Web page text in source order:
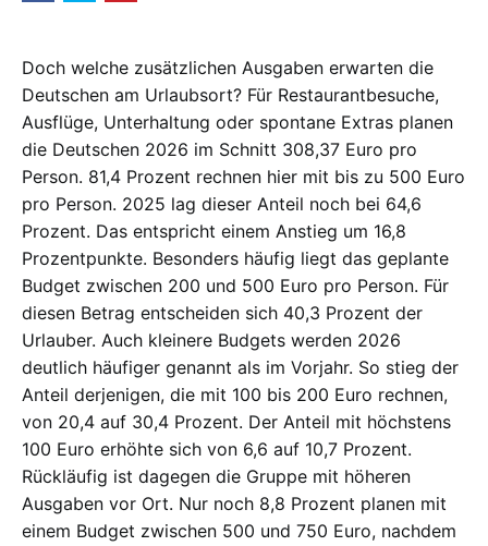
Doch welche zusätzlichen Ausgaben erwarten die
Deutschen am Urlaubsort? Für Restaurantbesuche,
Ausflüge, Unterhaltung oder spontane Extras planen
die Deutschen 2026 im Schnitt 308,37 Euro pro
Person. 81,4 Prozent rechnen hier mit bis zu 500 Euro
pro Person. 2025 lag dieser Anteil noch bei 64,6
Prozent. Das entspricht einem Anstieg um 16,8
Prozentpunkte. Besonders häufig liegt das geplante
Budget zwischen 200 und 500 Euro pro Person. Für
diesen Betrag entscheiden sich 40,3 Prozent der
Urlauber. Auch kleinere Budgets werden 2026
deutlich häufiger genannt als im Vorjahr. So stieg der
Anteil derjenigen, die mit 100 bis 200 Euro rechnen,
von 20,4 auf 30,4 Prozent. Der Anteil mit höchstens
100 Euro erhöhte sich von 6,6 auf 10,7 Prozent.
Rückläufig ist dagegen die Gruppe mit höheren
Ausgaben vor Ort. Nur noch 8,8 Prozent planen mit
einem Budget zwischen 500 und 750 Euro, nachdem